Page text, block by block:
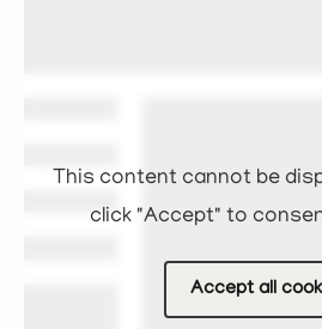
This content cannot be
click "Accept" to
Accept all